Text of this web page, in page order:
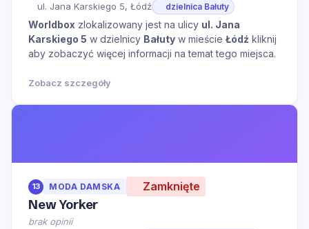
ul. Jana Karskiego 5, Łódź
dzielnica Bałuty
Worldbox zlokalizowany jest na ulicy ul. Jana
Karskiego 5 w dzielnicy Bałuty w mieście Łódź kliknij
aby zobaczyć więcej informacji na temat tego miejsca.
Zobacz szczegóły
13 MODA DAMSKA Zamknięte
New Yorker
brak opinii